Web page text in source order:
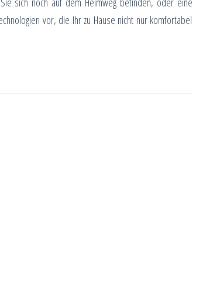
vor, die Ihr zu Hause nicht nur komfortabel